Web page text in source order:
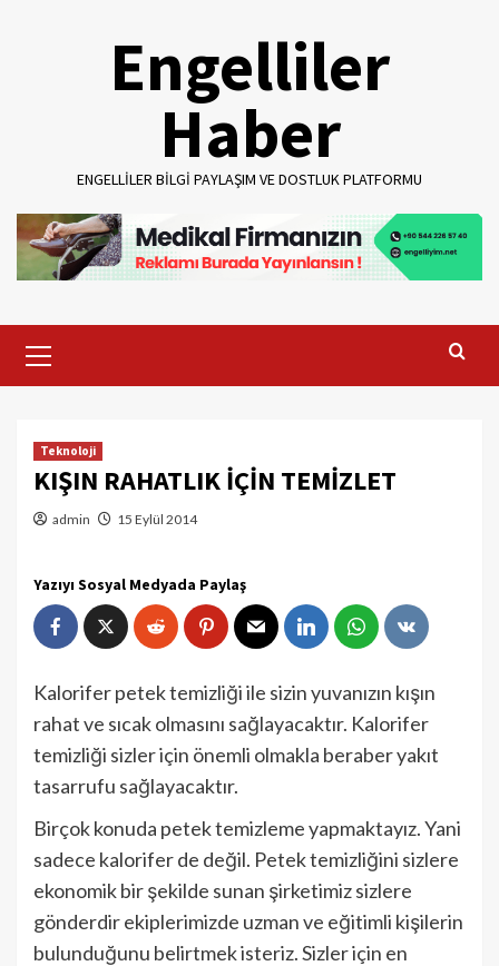
Engelliler
Haber
ENGELLILER BILGI PAYLAŞIM VE DOSTLUK PLATFORMU
Menu
Teknoloji
KIŞIN RAHATLIK İÇİN TEMİZLET
admin 15 Eylül 2014
Yazıyı Sosyal Medyada Paylaş
Kalorifer petek temizliği ile sizin yuvanızın kışın
rahat ve sıcak olmasını sağlayacaktır. Kalorifer
temizliği sizler için önemli olmakla beraber yakıt
tasarrufu sağlayacaktır.
Birçok konuda petek temizleme yapmaktayız. Yani
sadece kalorifer de değil. Petek temizliğini sizlere
ekonomik bir şekilde sunan şirketimiz sizlere
gönderdir ekiplerimizde uzman ve eğitimli kişilerin
bulunduğunu belirtmek isteriz. Sizler için en